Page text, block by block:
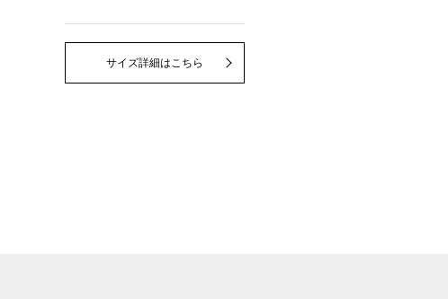
サイズ詳細はこちら